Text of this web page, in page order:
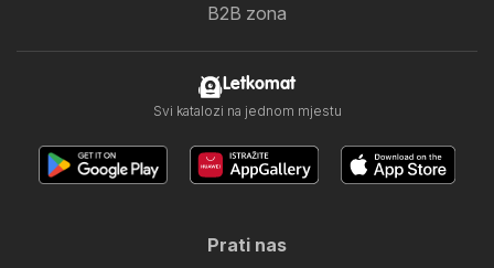
B2B zona
Letkomat
Svi katalozi na jednom mjestu
Prati nas